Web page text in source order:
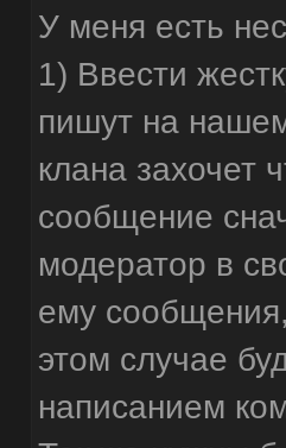
У меня есть
1) Ввести
пишут на
клана захочет
сообщение
модератор в
ему
этом случае
написанием